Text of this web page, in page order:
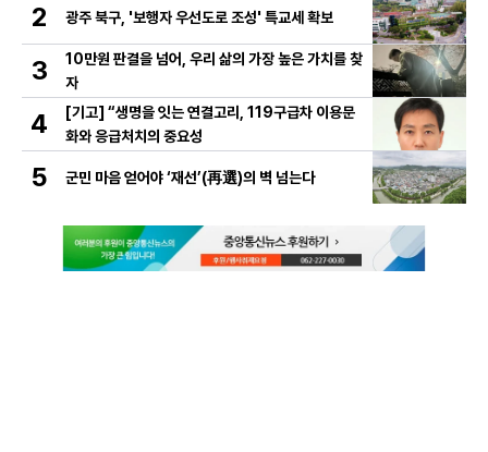
2 광주 북구, '보행자 우선도로 조성' 특교세 확보
3
10만원 판결을 넘어, 우리 삶의 가장 높은 가치를 찾
자
4
[기고] “생명을 잇는 연결고리, 119구급차 이용문
화와 응급처치의 중요성
5 군민 마음 얻어야 ‘재선’(再選)의 벽 넘는다